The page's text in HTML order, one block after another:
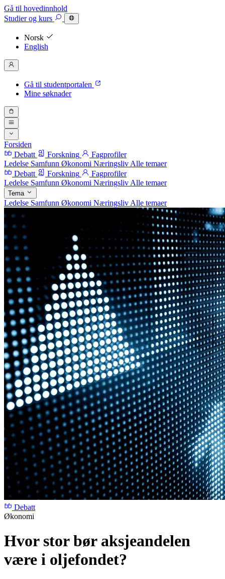
Gå til hovedinnhold
Studierog kurs
Norsk
English
Gå til studentportalen
Mine søknader
Forsiden
Debatt
Forskning
Fagprofiler
Ledelse Samfunn Økonomi Næringsliv Alle temaer
Debatt
Forskning
Fagprofiler
Ledelse Samfunn Økonomi Næringsliv Alle temaer
Tema
Ledelse Samfunn Økonomi Næringsliv Alle temaer
Debatt
Økonomi
Hvor stor bør aksjeandelen
være i oljefondet?